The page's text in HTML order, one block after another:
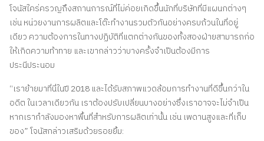
โจนัสใคร่ครวญถึงสถานการณ์ที่ไม่ค่อยเกิดขึ้นนักที่บริษัทที่มีแผนกต่างๆ
เช่น หน่วยงานการผลิตและโต๊ะทำงานรวมตัวกันอย่างครบถ้วนในที่อยู่
เดียว ความต้องการในทางปฏิบัติที่แตกต่างกันของทั้งสองฝ่ายสามารถก่อ
ให้เกิดความท้าทาย และเขากล่าวว่าบางครั้งจำเป็นต้องมีการ
ประนีประนอม
“เราย้ายมาที่นี่ในปี 2018 และได้รับสภาพแวดล้อมการทำงานที่ดีขึ้นกว่าใน
อดีต ในเวลาเดียวกัน เราต้องปรับเปลี่ยนบางอย่างซึ่งเราอาจจะไม่จำเป็น
หากเรากำลังมองหาพื้นที่สำหรับการผลิตเท่านั้น เช่น เพดานสูงและที่เก็บ
ของ” โจนัสกล่าวเสริมด้วยรอยยิ้ม: